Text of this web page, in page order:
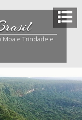
Moa e Trindade e